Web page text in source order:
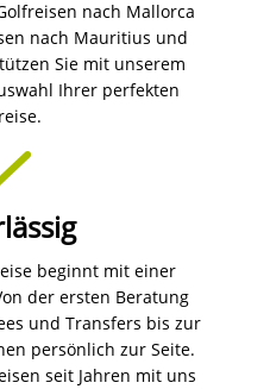
nach Mallorca
nach Mauritius und
Sie mit unserem
Ihrer perfekten
beginnt mit einer
der ersten Beratung
und Transfers bis zur
persönlich zur Seite.
seit Jahren mit uns